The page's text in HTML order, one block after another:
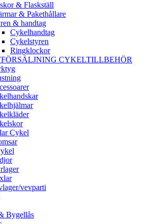
& Flaskställ
& Pakethållare
& handtag
Cykelhandtag
Cykelstyren
Ringklockor
CYKELTILLBEHÖR
Cykel
vevparti
Bygellås